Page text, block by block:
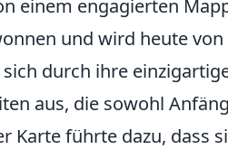
einem engagierten
und wird heute
durch ihre
aus, die sowohl
Karte führte dazu, dass